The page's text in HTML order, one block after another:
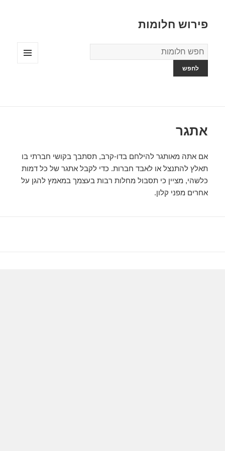
פירוש חלומות
מילון
החלומות
אתגר
אם אתה מאותגר להילחם בדו-קרב, תסתבך בקושי חברתי בו
תאלץ להתנצל או לאבד חברות. כדי לקבל אתגר של כל דמות
כלשהי, מציין כי תסבול מחלות רבות בעצמך במאמץ להגן על
אחרים מפני קלון.